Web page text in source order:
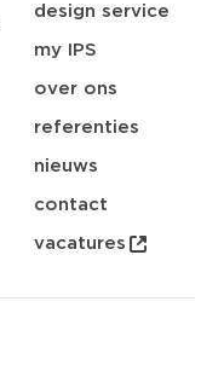
design service
my IPS
over ons
referenties
nieuws
contact
vacatures